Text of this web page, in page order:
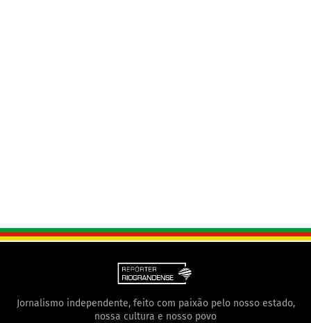
Jornalismo independente, feito com paixão pelo nosso estado,
nossa cultura e nosso povo